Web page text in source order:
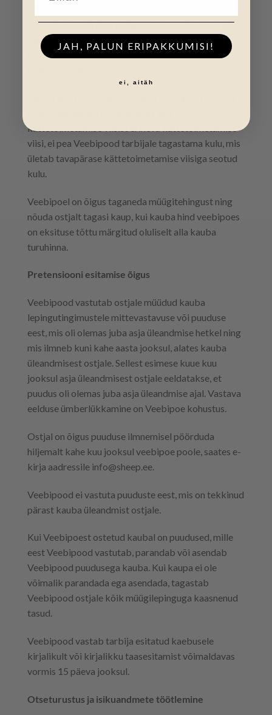
tegemisest seni, kuni on lepingu esemeks oleva asja
tagasi saanud või kuni ostja on esitanud tõendid, et
on asja tagasi saatnud, sõltuvalt sellest, kumb
kättetoimetamise viisist erineva kättetoimetamise
viisi, ei pea Veebipood tarbijale tagastama kulu, mis
ületab tavapärase kättetoimetamise viisiga seotud
kulu.
Veebipoel on õigus taganeda müügitehingust ning
nõuda ostjalt tagasi kaup, kui kauba hind veebipoes
on eksituse tõttu märgitud oluliselt alla kauba
turuhinna.
Pretensiooni esitamise õigus
Veebipood vastutab ostjale müüdud kauba
lepingutingimustele mittevastavuse või puuduse
eest, mis oli olemas juba asja üleandmise hetkel ning
mis ilmneb kuni kahe aasta jooksul, alates kauba
üleandmisest ostjale. Sellest esimese kuue kuu
jooksul asja üleandmisest ostjale eeldatakse, et
puudus oli olemas juba asja üleandmise ajal. Vastava
eelduse ümberlükkamine on Veebipoe kohustus.
Ostjal on õigus puuduse ilmnemisel pöörduda
hiljemalt kahe kuu jooksul veebipoe poole, saates e-
kirja aadressile info@sheep.ee.
Veebipood ei vastuta puuduste eest, mis on tekkinud
pärast kauba üleandmist ostjale.
Kui Veebipoest ostetud kaubal on puudused, mille
eest Veebipood vastutab, parandab või asendab
Veebipood puudusega kauba. Kui kaupa ei ole
võimalik parandada ega asendada, tagastab
Veebipood ostjale kõik müügilepinguga kaasnenud
tasud.
Veebipood vastab tarbija esitatud kaebusele
kirjalikult või kirjalikku taasesitamist võimaldavas
vormis 15 päeva jooksul.
Otseturustus ja isikuandmete töötlemine
JAH, PALUN ERIPAKKUMISI!
ei, aitäh